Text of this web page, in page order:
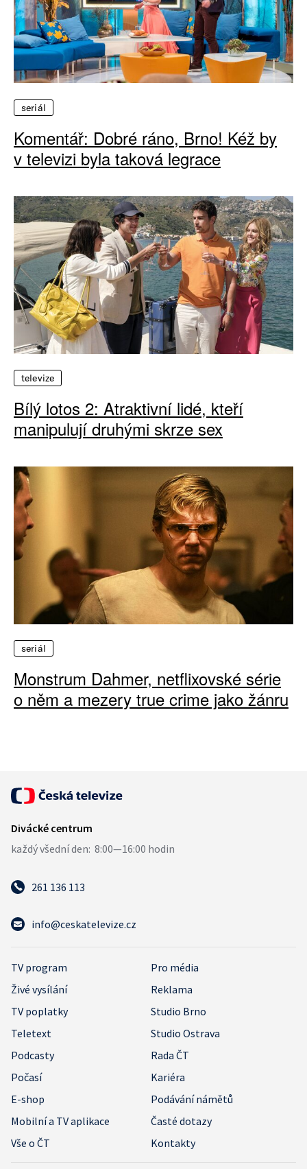
seriál
Komentář: Dobré ráno, Brno! Kéž by
v televizi byla taková legrace
televize
Bílý lotos 2: Atraktivní lidé, kteří
manipulují druhými skrze sex
seriál
Monstrum Dahmer, netflixovské série
o něm a mezery true crime jako žánru
261 136 113
info@ceskatelevize.cz
TV program
Pro média
Živé vysílání
Reklama
TV poplatky
Studio Brno
Teletext
Studio Ostrava
Podcasty
Rada ČT
Počasí
Kariéra
E-shop
Podávání námětů
Mobilní a TV aplikace
Časté dotazy
Vše o ČT
Kontakty